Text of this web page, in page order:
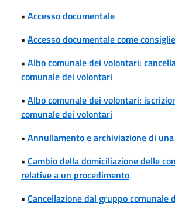
• Accesso documentale
• Accesso documentale come
• Albo comunale dei volontari:
comunale dei volontari
• Albo comunale dei volontari:
comunale dei volontari
• Annullamento e archiviazione di
• Cambio della domiciliazione delle
relative a un procedimento
• Cancellazione dal gruppo comunale